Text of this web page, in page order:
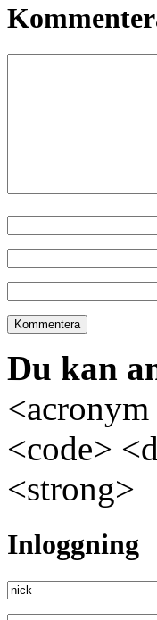
Du kan
<code>
<strong>
Inloggning